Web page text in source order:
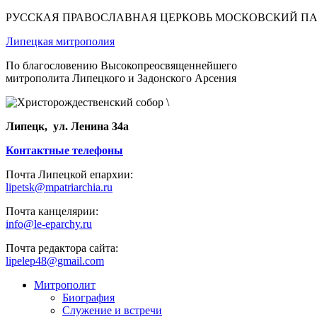
РУССКАЯ ПРАВОСЛАВНАЯ ЦЕРКОВЬ МОСКОВСКИЙ
Липецкая митрополия
По благословению Высокопреосвященнейшего
митрополита Липецкого и Задонского Арсения
Липецк, ул. Ленина 34а
Контактные телефоны
Почта Липецкой епархии:
lipetsk@mpatriarchia.ru
Почта канцелярии:
info@le-eparchy.ru
Почта редактора сайта:
lipelep48@gmail.com
Митрополит
Биография
Служение и встречи